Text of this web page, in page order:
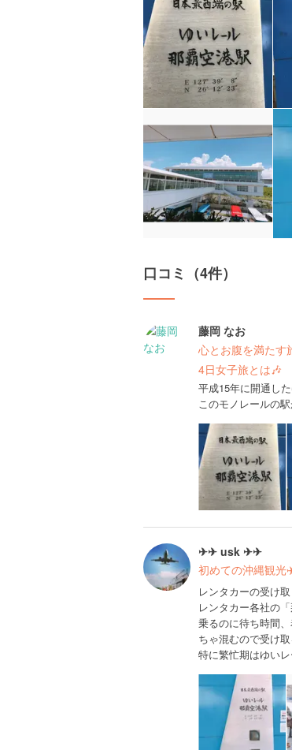
口コミ（4件）
藤岡 なお
心とお腹を満たす
4日女子旅とは🎶
平成15年に開通し
このモノレールの
✈✈ usk ✈✈
初めての沖縄観
レンタカーの受け
レンタカー各社の
乗るのに待ち時間
ちゃ混むので受け
特に繁忙期はゆい